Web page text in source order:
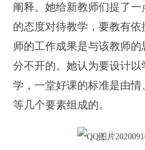
阐释。她给新教师们提了
的态度对待教学，要教有
师的工作成果是与该教师
分不开的。她认为要设计
学，一堂好课的标准是由
等几个要素组成的。